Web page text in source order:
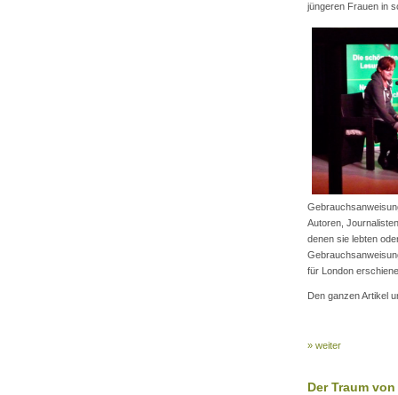
jüngeren Frauen in
Autoren,
denen sie lebten
für London
Den ganzen Artikel
» weiter
Der Traum